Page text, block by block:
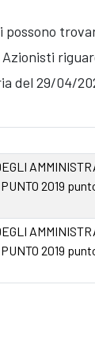
possono
del 29/04/
2019
2019